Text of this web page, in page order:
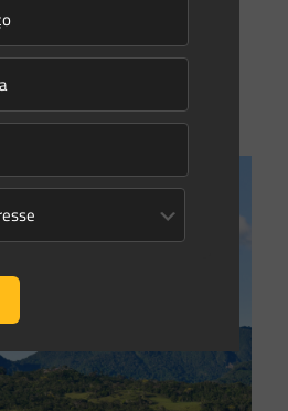
Direcionar o requerimento de
órgão ambiental competente é
0 Read more